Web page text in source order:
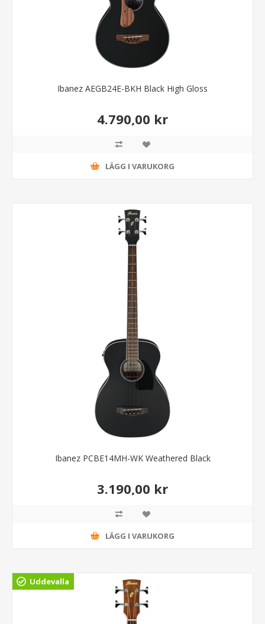
Ibanez AEGB24E-BKH Black High Gloss
4.790,00 kr
LÄGG I VARUKORG
Ibanez PCBE14MH-WK Weathered Black
3.190,00 kr
LÄGG I VARUKORG
Uddevalla